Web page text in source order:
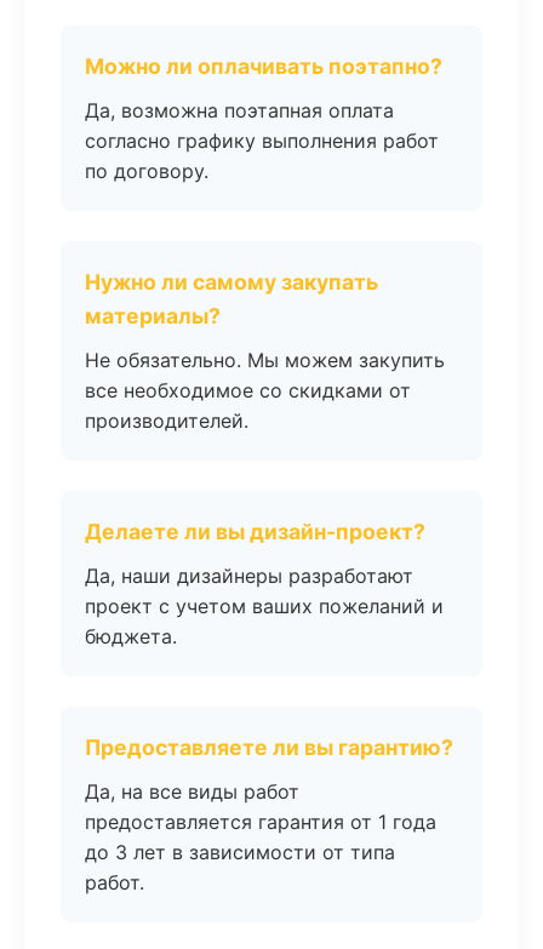
Можно ли оплачивать поэтапно?
Да, возможна поэтапная оплата
согласно графику выполнения работ
по договору.
Нужно ли самому закупать
материалы?
Не обязательно. Мы можем закупить
все необходимое со скидками от
производителей.
Делаете ли вы дизайн-проект?
Да, наши дизайнеры разработают
проект с учетом ваших пожеланий и
бюджета.
Предоставляете ли вы гарантию?
Да, на все виды работ
предоставляется гарантия от 1 года
до 3 лет в зависимости от типа
работ.